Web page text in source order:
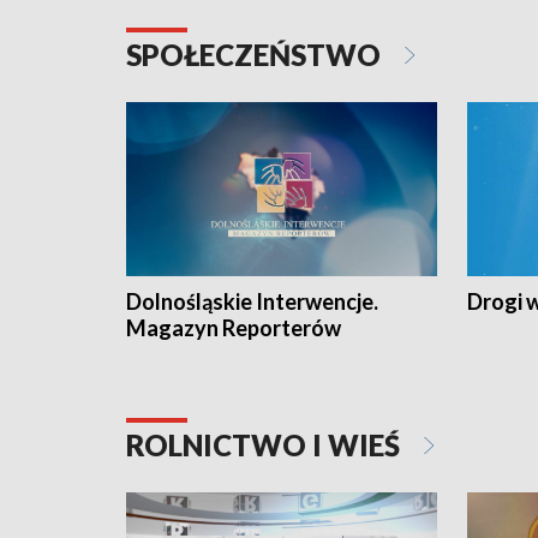
SPOŁECZEŃSTWO
Dolnośląskie Interwencje.
Magazyn Reporterów
Drogi
ROLNICTWO I WIEŚ